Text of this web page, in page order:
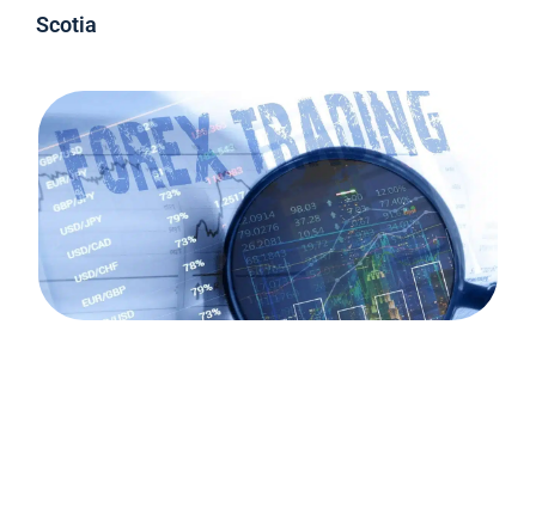
Scotia